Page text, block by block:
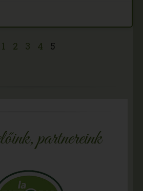
1 2 3 4 5
partnereink